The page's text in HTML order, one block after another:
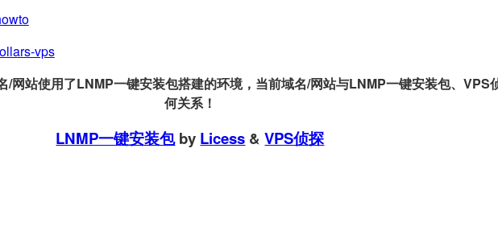
vps
/网站使用了LNMP一键安装包搭建的环境，当前域名/网站与LNMP一键安装包、
何关系！
LNMP一键安装包by Licess &VPS侦探